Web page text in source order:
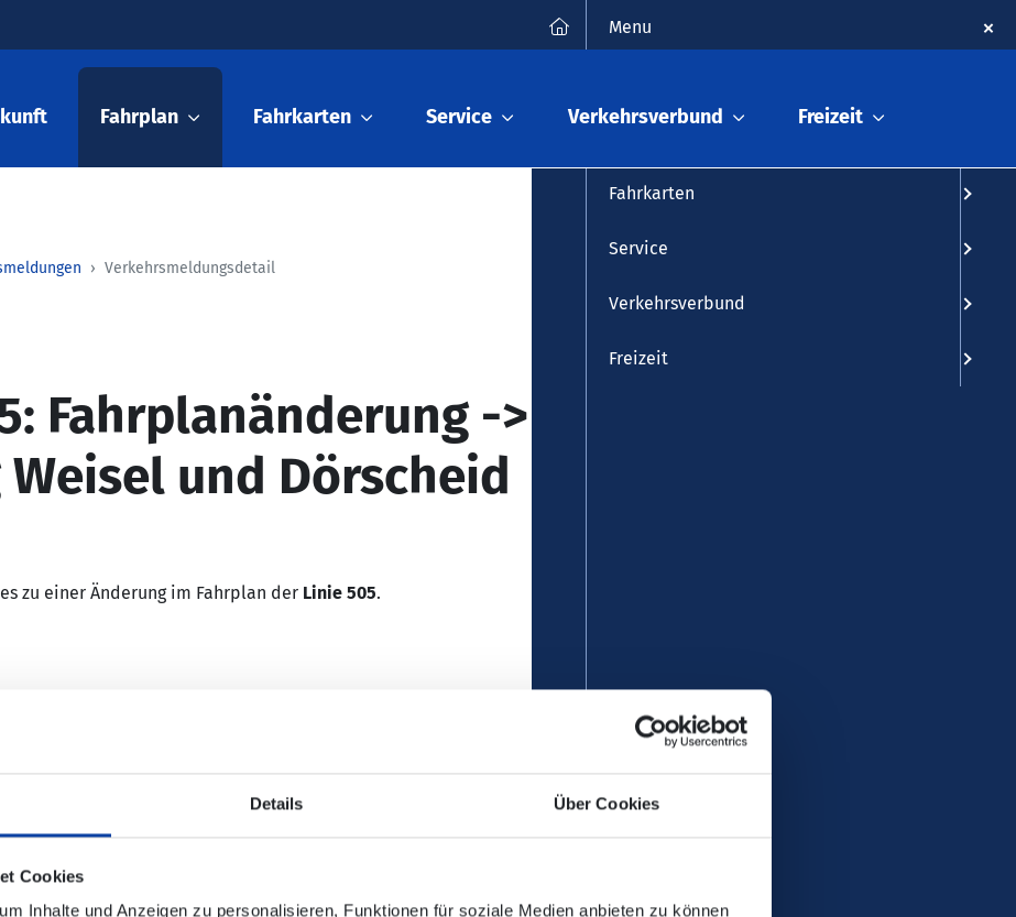
Details Über Cookies
Cookies
Inhalte und Anzeigen zu personalisieren, Funktionen für soziale Medien anbieten zu können
Fahrplan Fahrkarten Service Verkehrsverbund Freizeit
Verkehrsmeldungsdetail
Fahrplanänderung -> Keine
und Dörscheid
zu einer Änderung im Fahrplan derLinie 505.
mehr bedient:
Menu
Fahrkarten
Service
Verkehrsverbund
Freizeit